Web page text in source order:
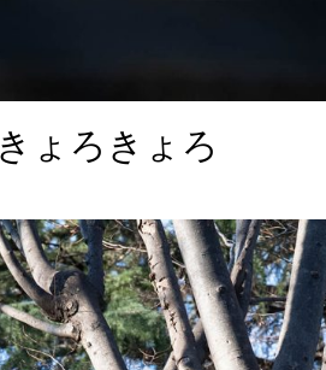
きょろきょろ